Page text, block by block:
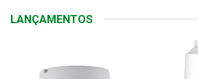
LANÇAMENTOS